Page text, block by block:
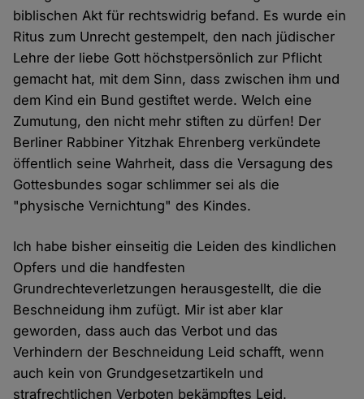
biblischen Akt für rechtswidrig befand. Es wurde ein
Ritus zum Unrecht gestempelt, den nach jüdischer
Lehre der liebe Gott höchstpersönlich zur Pflicht
gemacht hat, mit dem Sinn, dass zwischen ihm und
dem Kind ein Bund gestiftet werde. Welch eine
Zumutung, den nicht mehr stiften zu dürfen! Der
Berliner Rabbiner Yitzhak Ehrenberg verkündete
öffentlich seine Wahrheit, dass die Versagung des
Gottesbundes sogar schlimmer sei als die
"physische Vernichtung" des Kindes.
Ich habe bisher einseitig die Leiden des kindlichen
Opfers und die handfesten
Grundrechteverletzungen herausgestellt, die die
Beschneidung ihm zufügt. Mir ist aber klar
geworden, dass auch das Verbot und das
Verhindern der Beschneidung Leid schafft, wenn
auch kein von Grundgesetzartikeln und
strafrechtlichen Verboten bekämpftes Leid.